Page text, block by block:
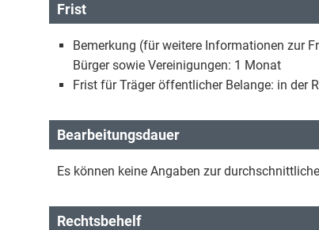
Frist
Bemerkung (für weitere Informationen zur
Bürger sowie Vereinigungen: 1 Monat
Frist für Träger öffentlicher Belange: in der
Bearbeitungsdauer
Es können keine Angaben zur
Rechtsbehelf